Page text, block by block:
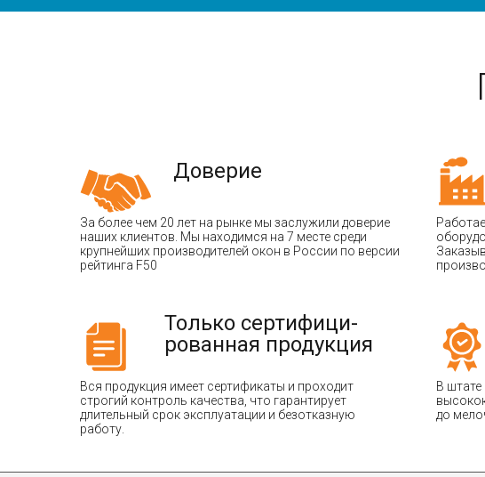
Доверие
За более чем 20 лет на рынке мы заслужили доверие
наших клиентов. Мы находимся на 7 месте среди
крупнейших производителей окон в России по версии
рейтинга F50
Только сертифици-
рованная продукция
Вся продукция имеет сертификаты и проходит
строгий контроль качества, что гарантирует
длительный срок эксплуатации и безотказную
работу.
В
до